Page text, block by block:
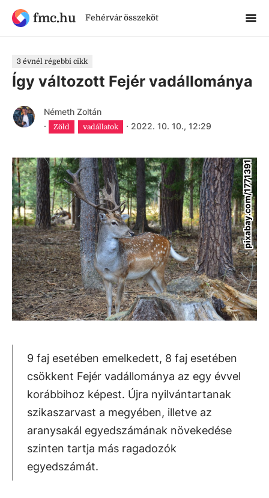
fmc.hu Fehérvár összeköt
3 évnél régebbi cikk
Így változott Fejér vadállománya
Németh Zoltán
·
Zöld vadállatok · 2022. 10. 10., 12:29
pixabay.com/1771391
9 faj esetében emelkedett, 8 faj esetében
csökkent Fejér vadállománya az egy évvel
korábbihoz képest. Újra nyilvántartanak
szikaszarvast a megyében, illetve az
aranysakál egyedszámának növekedése
szinten tartja más ragadozók
egyedszámát.